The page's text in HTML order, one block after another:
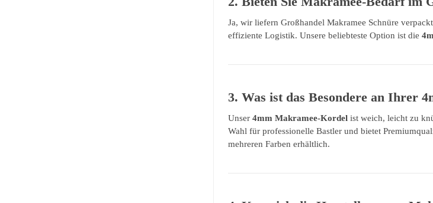
Ja, wir liefern Großhandel Makramee Schnüre
effiziente Logistik. Unsere beliebteste Option ist die
3. Was ist das Besondere an Ihrer
Unser 4mm Makramee-Kordel ist weich, leicht zu
Wahl für professionelle Bastler und bietet
mehreren Farben erhältlich.